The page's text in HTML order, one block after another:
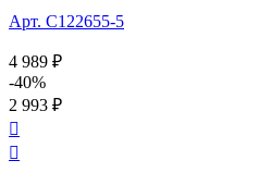
Арт. С122655-5
4 989 ₽
-40%
2 993 ₽

